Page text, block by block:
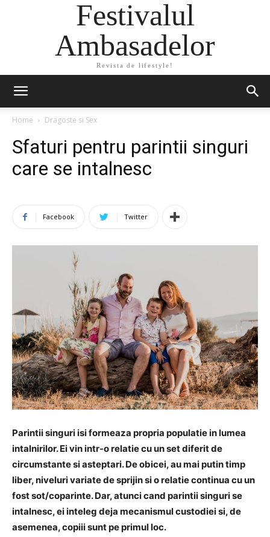
Festivalul
Ambasadelor
Revista de lifestyle!
Home Dragoste si Sex
Sfaturi pentru parintii singuri
care se intalnesc
Facebook Twitter
Parintii singuri isi formeaza propria populatie in lumea
intalnirilor. Ei vin intr-o relatie cu un set diferit de
circumstante si asteptari. De obicei, au mai putin timp
liber, niveluri variate de sprijin si o relatie continua cu un
fost sot/coparinte. Dar, atunci cand parintii singuri se
intalnesc, ei inteleg deja mecanismul custodiei si, de
asemenea, copiii sunt pe primul loc.